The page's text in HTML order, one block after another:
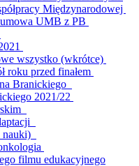
Międzynarodowej
UMB z PB
wszystko (wkrótce)
roku przed finałem
Branickiego
2021/22
filmu edukacyjnego